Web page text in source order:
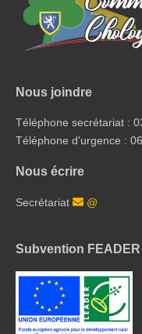
Nous joindre
Téléphone secrétariat :
Téléphone d'urgence :
Nous écrire
Secrétariat @
Subvention FEADER